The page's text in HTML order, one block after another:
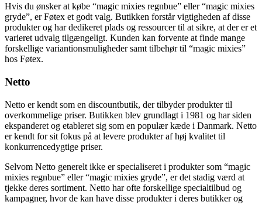
Hvis du ønsker at købe “magic mixies regnbue” eller “magic mixies
gryde”, er Føtex et godt valg. Butikken forstår vigtigheden af disse
produkter og har dedikeret plads og ressourcer til at sikre, at der er et
varieret udvalg tilgængeligt. Kunden kan forvente at finde mange
forskellige variantionsmuligheder samt tilbehør til “magic mixies”
hos Føtex.
Netto
Netto er kendt som en discountbutik, der tilbyder produkter til
overkommelige priser. Butikken blev grundlagt i 1981 og har siden
ekspanderet og etableret sig som en populær kæde i Danmark. Netto
er kendt for sit fokus på at levere produkter af høj kvalitet til
konkurrencedygtige priser.
Selvom Netto generelt ikke er specialiseret i produkter som “magic
mixies regnbue” eller “magic mixies gryde”, er det stadig værd at
tjekke deres sortiment. Netto har ofte forskellige specialtilbud og
kampagner, hvor de kan have disse produkter i deres butikker og